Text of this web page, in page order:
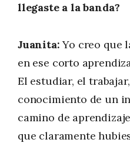
llegaste a la banda?
Juanita:Yo creo que
en ese corto
El estudiar, el
conocimiento de un
camino de
que claramente